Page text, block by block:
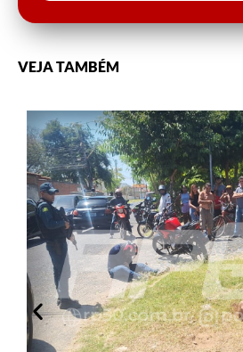
VEJA TAMBÉM